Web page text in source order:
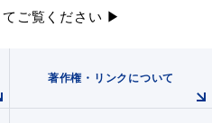
ご覧ください ▶
著作権・リンクについて